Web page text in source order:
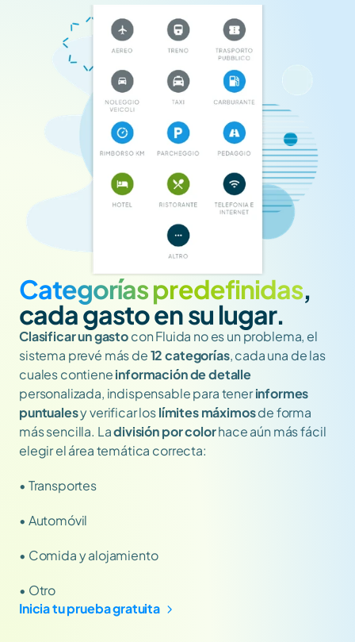
Categorías predefinidas,
cada gasto en su lugar.
Clasificarun gasto con Fluida no es un problema, el
sistema prevé más de 12 categorías, cada una de las
cuales contiene información de detalle
personalizada, indispensable para tener informes
puntuales y verificar los límites máximos de forma
más sencilla. La división por color hace aún más fácil
elegir el área temática correcta:
• Transportes
• Automóvil
• Comida y alojamiento
• Otro
Inicia tu prueba gratuita